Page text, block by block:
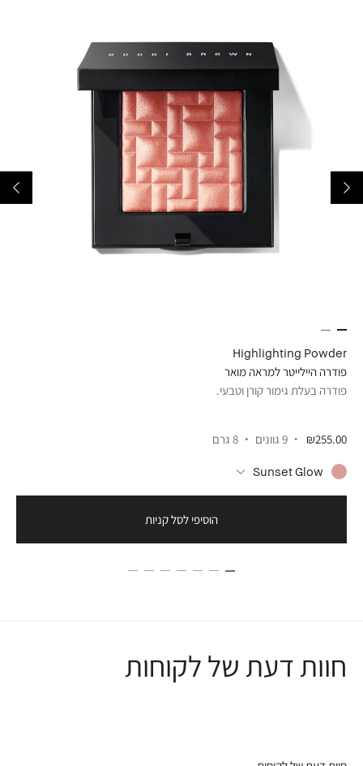
Highlighting Powder
פודרה היילייטר למראה מואר
פודרה בעלת גימור קורן וטבעי.
₪255.00 9 גוונים 8 גרם
Sunset Glow
הוסיפי לסל קניות
חוות דעת של לקוחות